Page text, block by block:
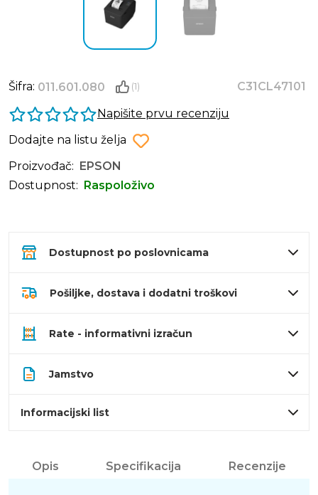
Šifra: 011.601.080 (1)
C31CL47101
Napišite prvu recenziju
Dodajte na listu želja
Proizvođač:
EPSON
Dostupnost:
Raspoloživo
Dostupnost po poslovnicama
Pošiljke, dostava i dodatni troškovi
Rate - informativni izračun
Jamstvo
Informacijski list
Opis Specifikacija Recenzije